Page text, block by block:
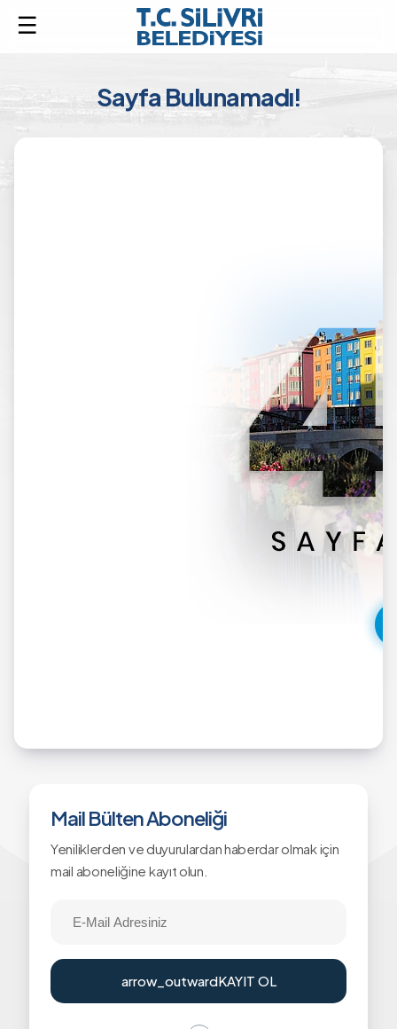
Sayfa Bulunamadı!
Mail Bülten Aboneliği
Yeniliklerden ve duyurulardan haberdar olmak için
mail aboneliğine kayıt olun.
arrow_outwardKAYIT OL